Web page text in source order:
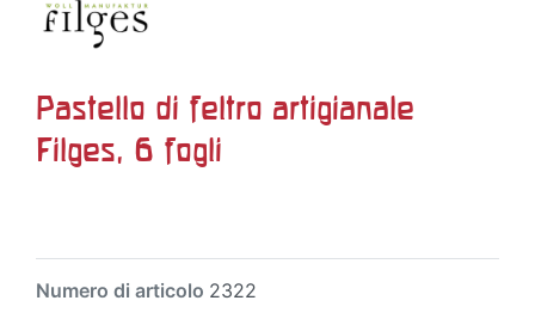
Pastello di feltro artigianale
Filges, 6 fogli
Numero di articolo 2322